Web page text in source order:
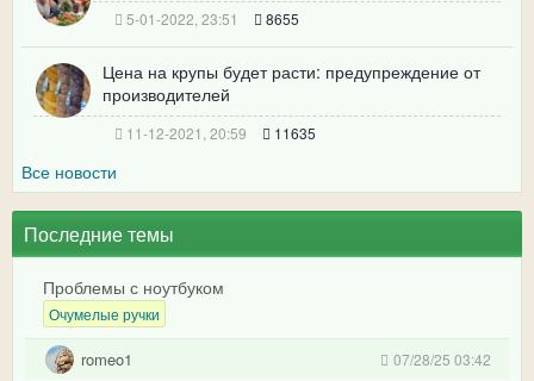
5-01-2022, 23:51 8655
Цена на крупы будет расти: предупреждение от
производителей
11-12-2021, 20:59 11635
Все новости
Последние темы
Проблемы с ноутбуком
Очумелые ручки
romeo1 07/28/25 03:42